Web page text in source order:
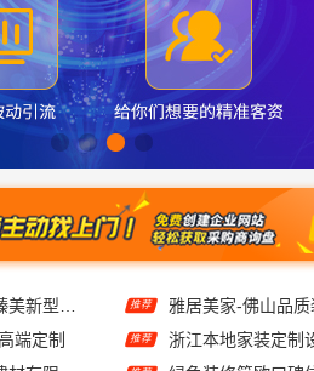
端定制
濮阳旧房改造多少钱：河南璟臻环保建材有限公司高性价比
推荐
推荐